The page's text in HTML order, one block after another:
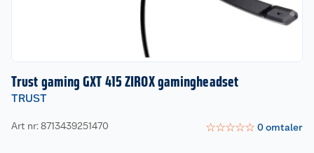
Trust gaming GXT 415 ZIROX gamingheadset
TRUST
Art nr: 8713439251470 ☆☆☆☆☆ 0omtaler